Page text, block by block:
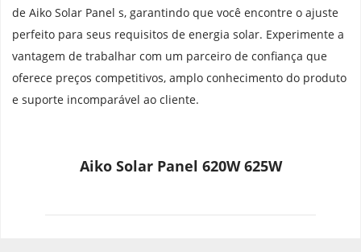
de Aiko Solar Panel s, garantindo que você encontre o ajuste
perfeito para seus requisitos de energia solar. Experimente a
vantagem de trabalhar com um parceiro de confiança que
oferece preços competitivos, amplo conhecimento do produto
e suporte incomparável ao cliente.
Aiko Solar Panel 620W 625W